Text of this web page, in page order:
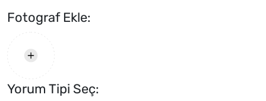
Fotograf Ekle:
Yorum Tipi Seç: